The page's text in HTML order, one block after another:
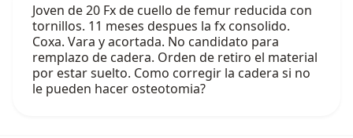
Joven de 20 Fx de cuello de femur reducida con
tornillos. 11 meses despues la fx consolido.
Coxa. Vara y acortada. No candidato para
remplazo de cadera. Orden de retiro el material
por estar suelto. Como corregir la cadera si no
le pueden hacer osteotomia?